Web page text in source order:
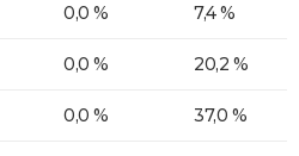
0,0 % 7,4 %
0,0 % 20,2 %
0,0 % 37,0 %